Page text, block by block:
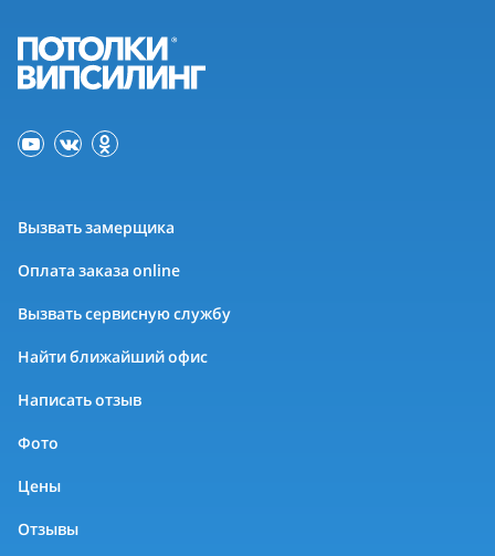
Вызвать замерщика
Оплата заказа online
Вызвать сервисную службу
Найти ближайший офис
Написать отзыв
Фото
Цены
Отзывы